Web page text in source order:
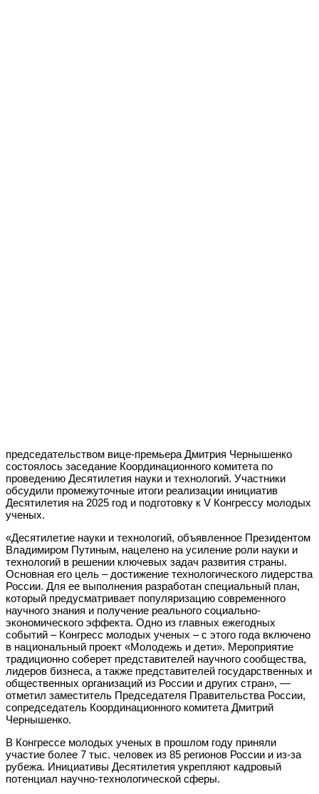
председательством вице-премьера Дмитрия Чернышенко
состоялось заседание Координационного комитета по
проведению Десятилетия науки и технологий. Участники
обсудили промежуточные итоги реализации инициатив
Десятилетия на 2025 год и подготовку к V Конгрессу молодых
ученых.
«Десятилетие науки и технологий, объявленное Президентом
Владимиром Путиным, нацелено на усиление роли науки и
технологий в решении ключевых задач развития страны.
Основная его цель – достижение технологического лидерства
России. Для ее выполнения разработан специальный план,
который предусматривает популяризацию современного
научного знания и получение реального социально-
экономического эффекта. Одно из главных ежегодных
событий – Конгресс молодых ученых – с этого года включено
в национальный проект «Молодежь и дети». Мероприятие
традиционно соберет представителей научного сообщества,
лидеров бизнеса, а также представителей государственных и
общественных организаций из России и других стран», —
отметил заместитель Председателя Правительства России,
сопредседатель Координационного комитета Дмитрий
Чернышенко.
В Конгрессе молодых ученых в прошлом году приняли
участие более 7 тыс. человек из 85 регионов России и из-за
рубежа. Инициативы Десятилетия укрепляют кадровый
потенциал научно-технологической сферы.